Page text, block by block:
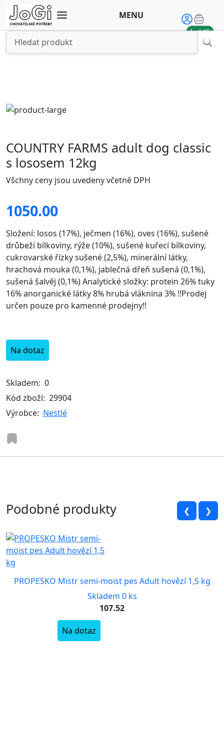
MENU
ks |Kč
COUNTRY FARMS adult dog classic
s lososem 12kg
Všchny ceny jsou uvedeny včetně DPH
1050.00
Složení: losos (17%), ječmen (16%), oves (16%), sušené
drůbeží bílkoviny, rýže (10%), sušené kuřecí bílkoviny,
cukrovarské řízky sušené (2,5%), minerální látky,
hrachová mouka (0,1%), jablečná dřeň sušená (0,1%),
sušená šalvěj (0,1%) Analytické složky: protein 26% tuky
16% anorganické látky 8% hrubá vláknina 3% !!Prodej
určen pouze pro kamenné prodejny!!
Na dotaz
Skladem: 0
Kód zboží: 29904
Výrobce: Nestlé
Podobné produkty ❮ ❯
PROPESKO Mistr semi-moist pes Adult hovězí 1,5 kg
Skladem 0 ks
107.52
Na dotaz